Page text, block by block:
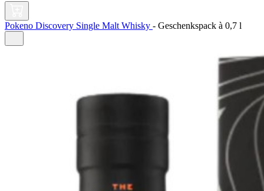
Pokeno Discovery Single Malt Whisky - Geschenkspack à 0,7 l